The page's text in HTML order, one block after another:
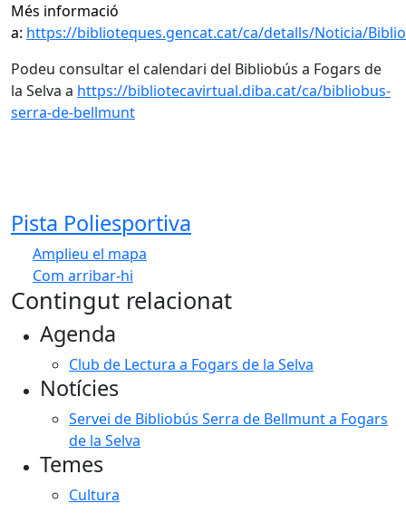
Més informació
a: https://biblioteques.gencat.cat/ca/detalls/Noticia/
Podeu consultar el calendari del Bibliobús a Fogars de
la Selva a https://bibliotecavirtual.diba.cat/ca/bibliobus-
serra-de-bellmunt
Pista Poliesportiva
Amplieu el mapa
Com arribar-hi
+
−
Contingut relacionat
Agenda
Club de Lectura a Fogars de la Selva
Notícies
Servei de Bibliobús Serra de Bellmunt a Fogars
de la Selva
Temes
Cultura